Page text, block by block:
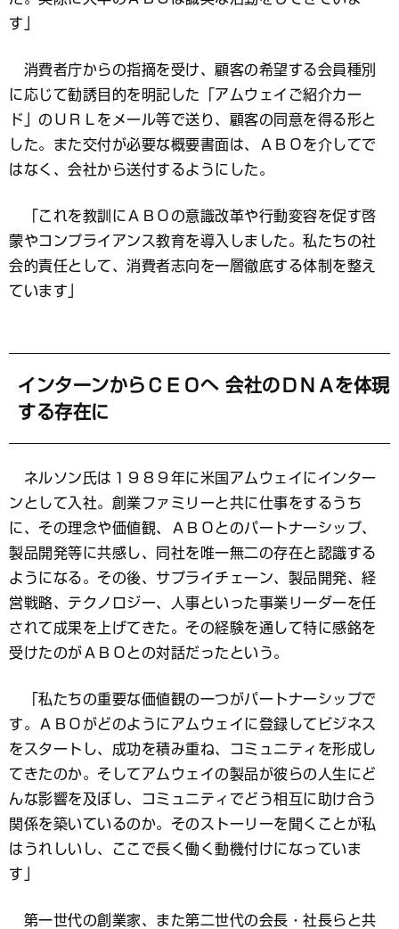
す」
消費者庁からの指摘を受け、顧客の希望する会員種別
に応じて勧誘目的を明記した「アムウェイご紹介カー
ド」のＵＲＬをメール等で送り、顧客の同意を得る形と
した。また交付が必要な概要書面は、ＡＢＯを介してで
はなく、会社から送付するようにした。
「これを教訓にＡＢＯの意識改革や行動変容を促す啓
蒙やコンプライアンス教育を導入しました。私たちの社
会的責任として、消費者志向を一層徹底する体制を整え
ています」
インターンからＣＥＯへ 会社のＤＮＡを体現
する存在に
ネルソン氏は１９８９年に米国アムウェイにインター
ンとして入社。創業ファミリーと共に仕事をするうち
に、その理念や価値観、ＡＢＯとのパートナーシップ、
製品開発等に共感し、同社を唯一無二の存在と認識する
ようになる。その後、サプライチェーン、製品開発、経
営戦略、テクノロジー、人事といった事業リーダーを任
されて成果を上げてきた。その経験を通して特に感銘を
受けたのがＡＢＯとの対話だったという。
「私たちの重要な価値観の一つがパートナーシップで
す。ＡＢＯがどのようにアムウェイに登録してビジネス
をスタートし、成功を積み重ね、コミュニティを形成し
てきたのか。そしてアムウェイの製品が彼らの人生にど
んな影響を及ぼし、コミュニティでどう相互に助け合う
関係を築いているのか。そのストーリーを聞くことが私
はうれしいし、ここで長く働く動機付けになっていま
す」
第一世代の創業家、また第二世代の会長・社長らと共